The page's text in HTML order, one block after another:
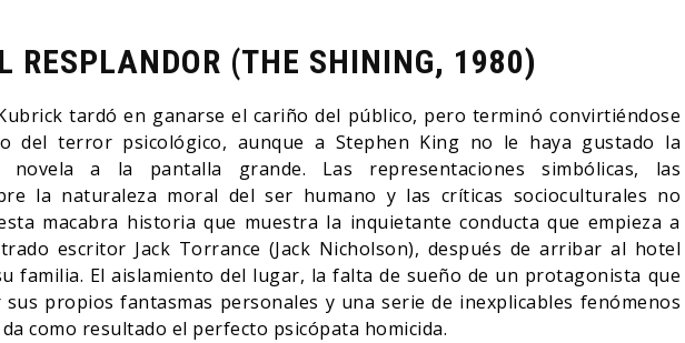
RESPLANDOR (THE SHINING, 1980)
tardó en ganarse el cariño del público, pero terminó convirtiéndose
del terror psicológico, aunque a Stephen King no le haya gustado la
a la pantalla grande. Las representaciones simbólicas, las
la naturaleza moral del ser humano y las críticas socioculturales no
macabra historia que muestra la inquietante conducta que empieza a
escritor Jack Torrance (Jack Nicholson), después de arribar al hotel
familia. El aislamiento del lugar, la falta de sueño de un protagonista que
propios fantasmas personales y una serie de inexplicables fenómenos
como resultado el perfecto psicópata homicida.
ORLANDO BLOOM AFIRMA
BATMAN
05/08/2026
DÍA ESTÁ IMPARABLE
05/08/2026